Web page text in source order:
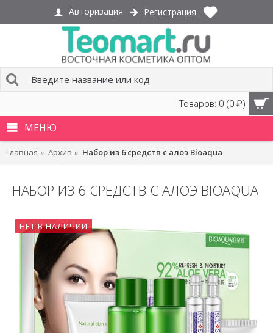
Авторизация Регистрация
Товаров: 0 (0 ₽)
МЕНЮ
Главная Архив Набор из 6 средств с алоэ Bioaqua
НАБОР ИЗ 6 СРЕДСТВ С АЛОЭ BIOAQUA
НЕТ В НАЛИЧИИ